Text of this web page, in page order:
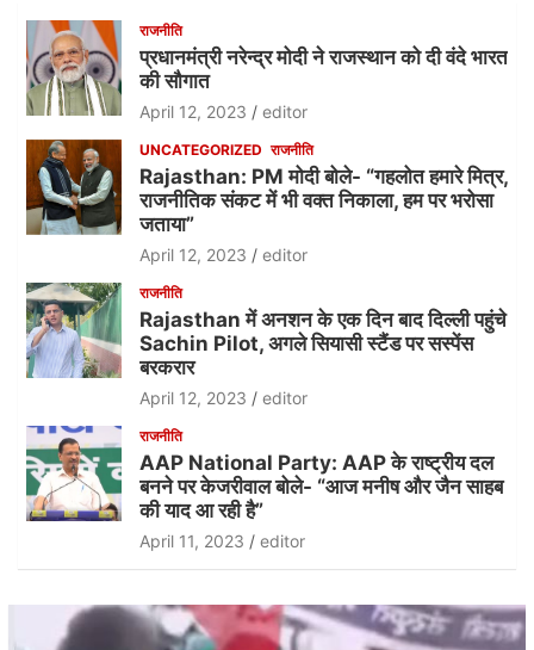
राजनीति
प्रधानमंत्री नरेन्द्र मोदी ने राजस्थान को दी वंदे भारत
की सौगात
April 12, 2023 editor
UNCATEGORIZED राजनीति
Rajasthan: PM मोदी बोले- “गहलोत हमारे मित्र,
राजनीतिक संकट में भी वक्त निकाला, हम पर भरोसा
जताया”
April 12, 2023 editor
राजनीति
Rajasthan में अनशन के एक दिन बाद दिल्ली पहुंचे
Sachin Pilot, अगले सियासी स्टैंड पर सस्पेंस
बरकरार
April 12, 2023 editor
राजनीति
AAP National Party: AAP के राष्ट्रीय दल
बनने पर केजरीवाल बोले- “आज मनीष और जैन साहब
की याद आ रही है”
April 11, 2023 editor